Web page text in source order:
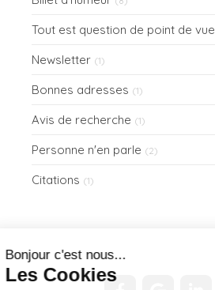
Tout est question de point de vue
Newsletter (1)
Bonnes adresses (1)
Avis de recherche (1)
Personne n'en parle (2)
Citations (1)